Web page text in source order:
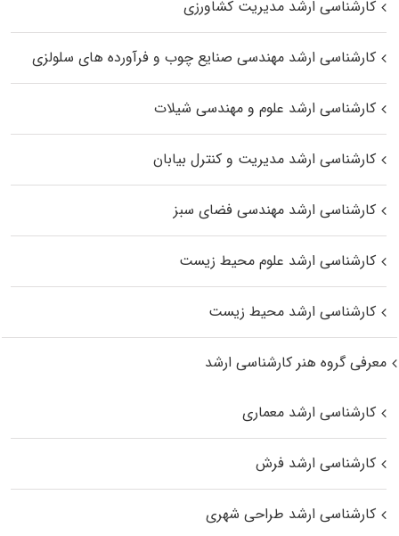
کارشناسی ارشد مدیریت کشاورزی
کارشناسی ارشد مهندسی صنایع چوب و فرآورده‌ های سلولزی
کارشناسی ارشد علوم و مهندسی شیلات
کارشناسی ارشد مدیریت و کنترل بیابان
کارشناسی ارشد مهندسی فضای سبز
کارشناسی ارشد علوم محیط‌ زیست
کارشناسی ارشد محیط زیست
معرفی گروه هنر کارشناسی ارشد
کارشناسی ارشد معماری
کارشناسی ارشد فرش
کارشناسی ارشد طراحی شهری